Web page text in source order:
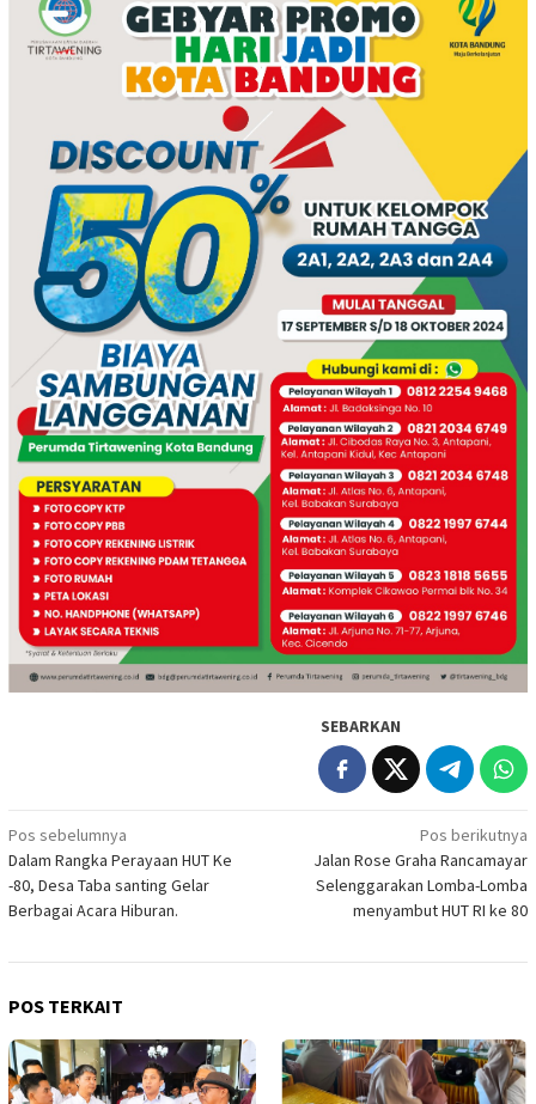
SEBARKAN
Navigasi
pos
Pos sebelumnya
Dalam Rangka Perayaan HUT Ke
-80, Desa Taba santing Gelar
Berbagai Acara Hiburan.
Pos berikutnya
Jalan Rose Graha Rancamayar
Selenggarakan Lomba-Lomba
menyambut HUT RI ke 80
POS TERKAIT